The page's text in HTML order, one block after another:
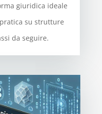
giuridica ideale
su strutture
da seguire.